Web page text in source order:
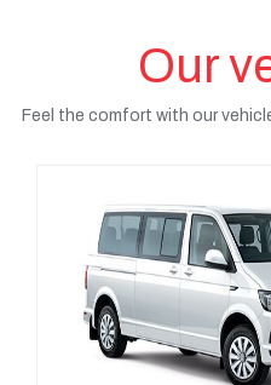
Our
Feel the comfort with our